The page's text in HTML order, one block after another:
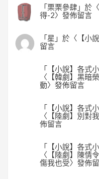
「 栗栗參肆」於〈
得-2〉發佈留言
「 星 」於〈 【小
留言
「 【小說】各式
〈 【韓劇】黑暗
動〉發佈留言
「 【小說】各式
〈 【陸劇】別對
佈留言
「 【小說】各式
〈 【陸劇】陳情
傷我也受〉發佈